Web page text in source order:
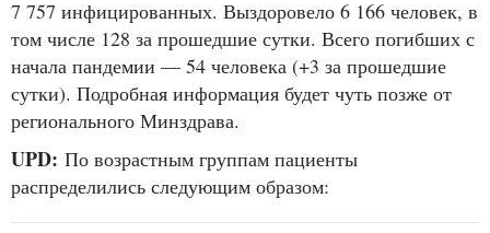
7 757 инфицированных. Выздоровело 6 166 человек, в
том числе 128 за прошедшие сутки. Всего погибших с
начала пандемии — 54 человека (+3 за прошедшие
сутки). Подробная информация будет чуть позже от
регионального Минздрава.
UPD: По возрастным группам пациенты
распределились следующим образом: